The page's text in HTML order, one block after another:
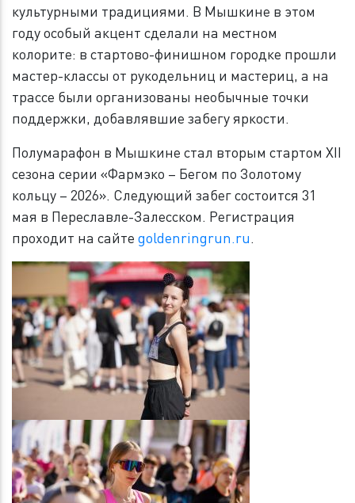
культурными традициями. В Мышкине в этом
году особый акцент сделали на местном
колорите: в стартово-финишном городке прошли
мастер-классы от рукодельниц и мастериц, а на
трассе были организованы необычные точки
поддержки, добавлявшие забегу яркости.
Полумарафон в Мышкине стал вторым стартом XII
сезона серии «Фармэко – Бегом по Золотому
кольцу – 2026». Следующий забег состоится 31
мая в Переславле-Залесском. Регистрация
проходит на сайте goldenringrun.ru.